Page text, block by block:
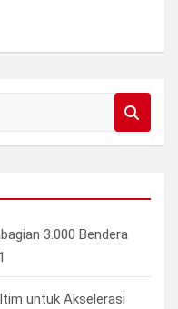
3.000 Bendera
untuk Akselerasi